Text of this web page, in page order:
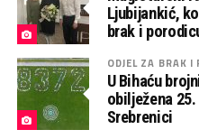
Ljubijankić,
brak i
ODJEL ZA BRAK I
U Bihaću
obilježena
Srebrenici